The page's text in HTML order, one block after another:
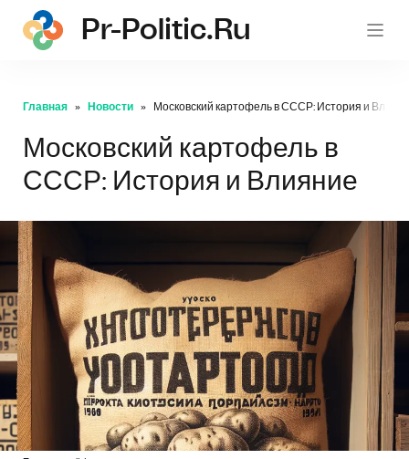
pr-
Pr-Politic.ru
Главная Новости Московский картофель в СССР: История и
Московский картофель в
СССР: История и Влияние